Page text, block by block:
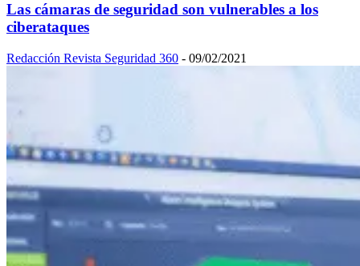
Las cámaras de seguridad son vulnerables a los
ciberataques
Redacción Revista Seguridad 360 - 09/02/2021